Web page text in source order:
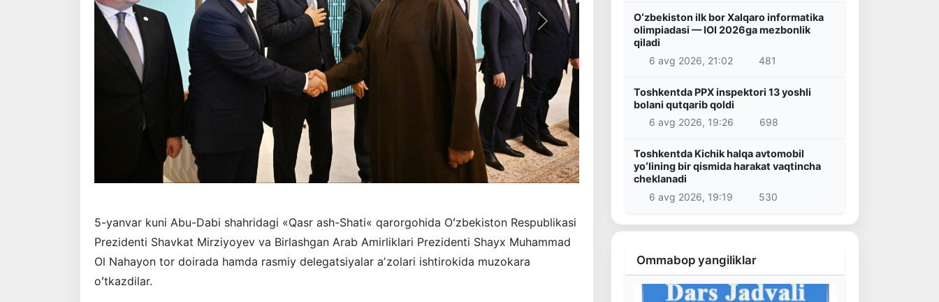
Oldingi Keyingi
5-yanvar kuni Abu-Dabi shahridagi «Qasr ash-Shati« qarorgohida Oʻzbekiston Respublikasi
Prezidenti Shavkat Mirziyoyev va Birlashgan Arab Amirliklari Prezidenti Shayx Muhammad
Ol Nahayon tor doirada hamda rasmiy delegatsiyalar aʼzolari ishtirokida muzokara
oʻtkazdilar.
Oʻzbekiston ilk bor Xalqaro informatika
olimpiadasi — IOI 2026ga mezbonlik
qiladi
6 avg 2026, 21:02
481
Toshkentda PPX inspektori 13 yoshli
bolani qutqarib qoldi
6 avg 2026, 19:26
698
Toshkentda Kichik halqa avtomobil
yoʻlining bir qismida harakat vaqtincha
cheklanadi
6 avg 2026, 19:19
530
Ommabop yangiliklar